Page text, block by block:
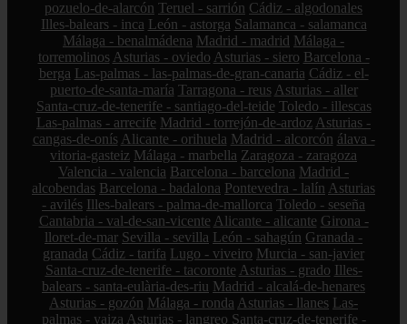
pozuelo-de-alarcón Teruel - sarrión Cádiz - algodonales
Illes-balears - inca León - astorga Salamanca - salamanca
Málaga - benalmádena Madrid - madrid Málaga -
torremolinos Asturias - oviedo Asturias - siero Barcelona -
berga Las-palmas - las-palmas-de-gran-canaria Cádiz - el-
puerto-de-santa-maría Tarragona - reus Asturias - aller
Santa-cruz-de-tenerife - santiago-del-teide Toledo - illescas
Las-palmas - arrecife Madrid - torrejón-de-ardoz Asturias -
cangas-de-onís Alicante - orihuela Madrid - alcorcón álava -
vitoria-gasteiz Málaga - marbella Zaragoza - zaragoza
Valencia - valencia Barcelona - barcelona Madrid -
alcobendas Barcelona - badalona Pontevedra - lalín Asturias
- avilés Illes-balears - palma-de-mallorca Toledo - seseña
Cantabria - val-de-san-vicente Alicante - alicante Girona -
lloret-de-mar Sevilla - sevilla León - sahagún Granada -
granada Cádiz - tarifa Lugo - viveiro Murcia - san-javier
Santa-cruz-de-tenerife - tacoronte Asturias - grado Illes-
balears - santa-eulària-des-riu Madrid - alcalá-de-henares
Asturias - gozón Málaga - ronda Asturias - llanes Las-
palmas - yaiza Asturias - langreo Santa-cruz-de-tenerife -